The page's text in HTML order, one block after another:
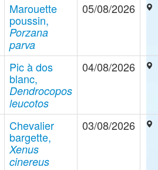
Marouette
poussin,
Porzana
parva
05/08/2026
Pic à dos
blanc,
Dendrocopos
leucotos
04/08/2026
Chevalier
bargette,
Xenus
cinereus
03/08/2026